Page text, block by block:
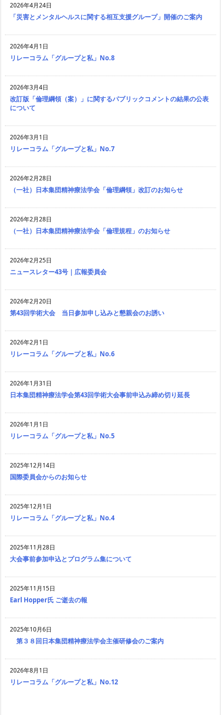
2026年4月24日
「災害とメンタルヘルスに関する相互支援グループ」開催のご案内
2026年4月1日
リレーコラム「グループと私」No.8
2026年3月4日
改訂版「倫理綱領（案）」に関するパブリックコメントの結果の公表
について
2026年3月1日
リレーコラム「グループと私」No.7
2026年2月28日
（一社）日本集団精神療法学会「倫理綱領」改訂のお知らせ
2026年2月28日
（一社）日本集団精神療法学会「倫理規程」のお知らせ
2026年2月25日
ニュースレター43号｜広報委員会
2026年2月20日
第43回学術大会 当日参加申し込みと懇親会のお誘い
2026年2月1日
リレーコラム「グループと私」No.6
2026年1月31日
日本集団精神療法学会第43回学術大会事前申込み締め切り延長
2026年1月1日
リレーコラム「グループと私」No.5
2025年12月14日
国際委員会からのお知らせ
2025年12月1日
リレーコラム「グループと私」No.4
2025年11月28日
大会事前参加申込とプログラム集について
2025年11月15日
Earl Hopper氏 ご逝去の報
2025年10月6日
第３８回日本集団精神療法学会主催研修会のご案内
2026年8月1日
リレーコラム「グループと私」No.12